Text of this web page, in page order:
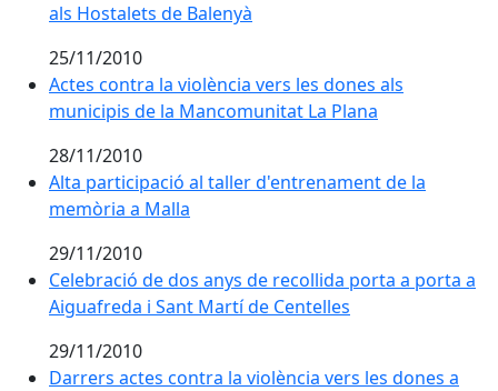
als Hostalets de Balenyà
25/11/2010
Actes contra la violència vers les dones als
Actes contra la violència vers les dones als
municipis de la Mancomunitat La Plana
28/11/2010
Alta participació al taller d'entrenament de la
Alta participació al taller d'entrenament de la
memòria a Malla
29/11/2010
Celebració de dos anys de recollida porta a porta a
Celebració de dos anys de recollida porta a porta a
Aiguafreda i Sant Martí de Centelles
29/11/2010
Darrers actes contra la violència vers les dones a
Darrers actes contra la violència vers les dones a